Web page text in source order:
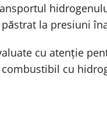
la presiuni
cu atenție
cu